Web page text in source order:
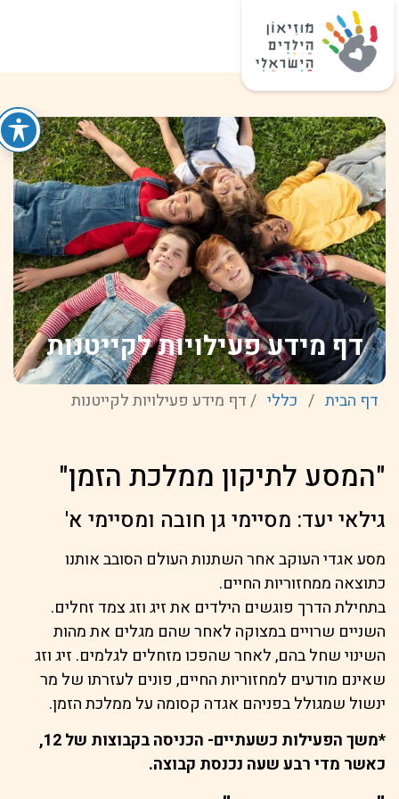
דף מידע פעילויות לקייטנות
דף הבית / כללי / דף מידע פעילויות לקייטנות
"המסע לתיקון ממלכת הזמן"
גילאי יעד: מסיימי גן חובה ומסיימי א'
מסע אגדי העוקב אחר השתנות העולם הסובב אותנו
כתוצאה ממחזוריות החיים.
בתחילת הדרך פוגשים הילדים את זיג וזג צמד זחלים.
השניים שרויים במצוקה לאחר שהם מגלים את מהות
השינוי שחל בהם, לאחר שהפכו מזחלים לגלמים. זיג וזג
שאינם מודעים למחזוריות החיים, פונים לעזרתו של מר
ינשול שמגולל בפניהם אגדה קסומה על ממלכת הזמן.
*משך הפעילות כשעתיים- הכניסה בקבוצות של 12,
כאשר מדי רבע שעה נכנסת קבוצה.